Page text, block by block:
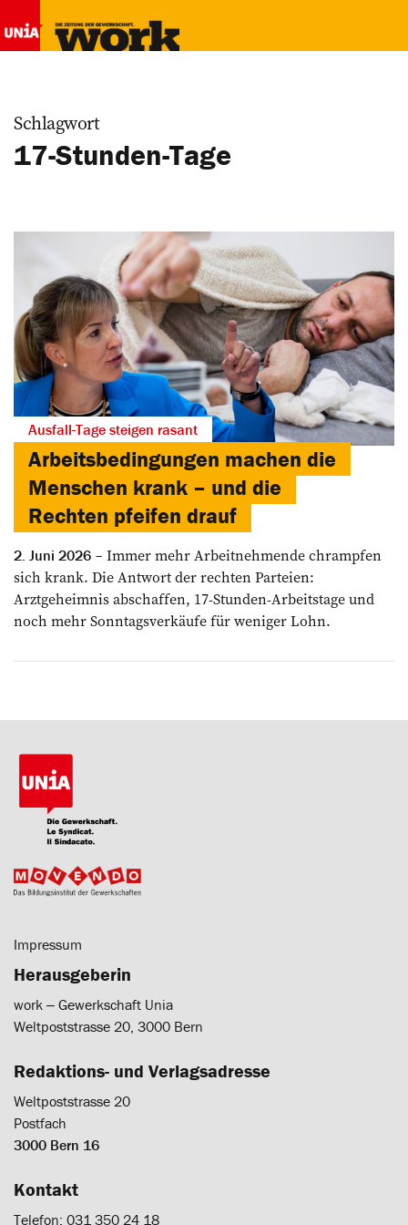
Schlagwort
17-Stunden-Tage
Ausfall-Tage steigen rasant
Arbeitsbedingungen machen die
Menschen krank – und die
Rechten pfeifen drauf
2. Juni 2026
Immer mehr Arbeitnehmende chrampfen
sich krank. Die Antwort der rechten Parteien:
Arztgeheimnis abschaffen, 17-Stunden-Arbeitstage und
noch mehr Sonntagsverkäufe für weniger Lohn.
Impressum
Herausgeberin
work ‒ Gewerkschaft Unia
Weltpoststrasse 20, 3000 Bern
Redaktions- und Verlagsadresse
Weltpoststrasse 20
Postfach
3000 Bern 16
Kontakt
Telefon: 031 350 24 18